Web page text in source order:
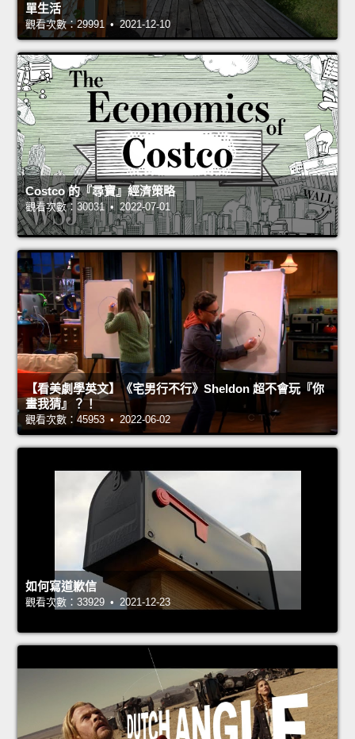
單生活
觀看次數：29991 • 2021-12-10
Costco 的『尋寶』經濟策略
觀看次數：30031 • 2022-07-01
【看美劇學英文】《宅男行不行》Sheldon 超不會玩『你
畫我猜』？！
觀看次數：45953 • 2022-06-02
如何寫道歉信
觀看次數：33929 • 2021-12-23